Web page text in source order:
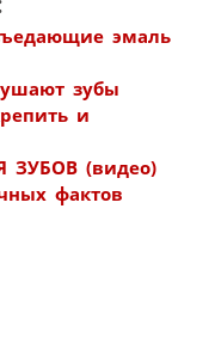
эмаль
зубы
и
ЗУБОВ (видео)
фактов